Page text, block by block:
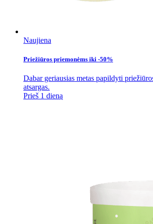
Naujiena
Priežiūros priemonėms iki -50%
Dabar geriausias metas papildyti
atsargas.
Prieš 1 dieną